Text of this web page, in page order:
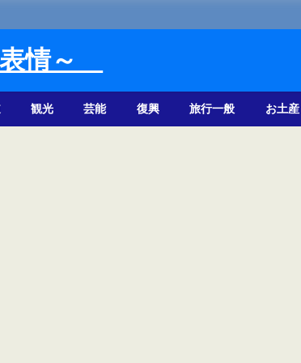
表情～
観光 芸能 復興 旅行一般 お土